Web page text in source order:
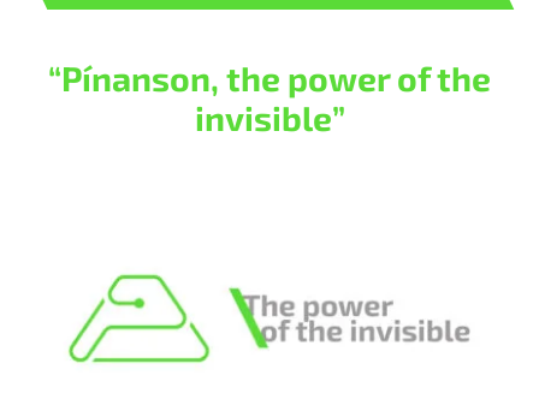
“Pínanson, the power of the
invisible”